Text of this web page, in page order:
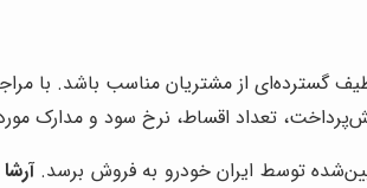
گسترده‌ای از مشتریان مناسب باشد. با
تعداد اقساط، نرخ سود و مدارک
توسط ایران خودرو به فروش برسد.